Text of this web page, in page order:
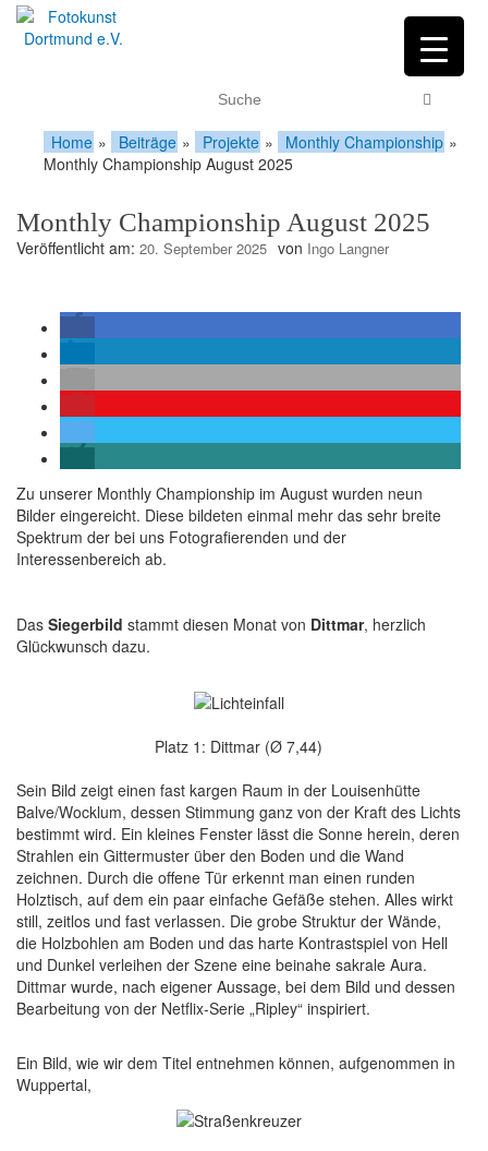
Home » Beiträge » Projekte » Monthly Championship »
Monthly Championship August 2025
Monthly Championship August 2025
Veröffentlicht am: 20. September 2025 von Ingo Langner
Zu unserer Monthly Championship im August wurden neun
Bilder eingereicht. Diese bildeten einmal mehr das sehr breite
Spektrum der bei uns Fotografierenden und der
Interessenbereich ab.
Das Siegerbild stammt diesen Monat von Dittmar, herzlich
Glückwunsch dazu.
Platz 1: Dittmar (Ø 7,44)
Sein Bild zeigt einen fast kargen Raum in der Louisenhütte
Balve/Wocklum, dessen Stimmung ganz von der Kraft des Lichts
bestimmt wird. Ein kleines Fenster lässt die Sonne herein, deren
Strahlen ein Gittermuster über den Boden und die Wand
zeichnen. Durch die offene Tür erkennt man einen runden
Holztisch, auf dem ein paar einfache Gefäße stehen. Alles wirkt
still, zeitlos und fast verlassen. Die grobe Struktur der Wände,
die Holzbohlen am Boden und das harte Kontrastspiel von Hell
und Dunkel verleihen der Szene eine beinahe sakrale Aura.
Dittmar wurde, nach eigener Aussage, bei dem Bild und dessen
Bearbeitung von der Netflix-Serie „Ripley“ inspiriert.
Ein Bild, wie wir dem Titel entnehmen können, aufgenommen in
Wuppertal,